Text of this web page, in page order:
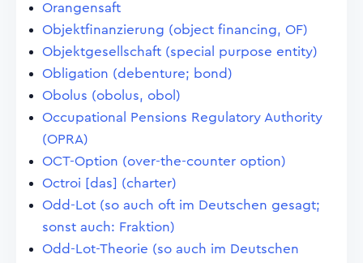
Orangensaft
Objektfinanzierung (object financing, OF)
Objektgesellschaft (special purpose entity)
Obligation (debenture; bond)
Obolus (obolus, obol)
Occupational Pensions Regulatory Authority
(OPRA)
OCT-Option (over-the-counter option)
Octroi [das] (charter)
Odd-Lot (so auch oft im Deutschen gesagt;
sonst auch: Fraktion)
Odd-Lot-Theorie (so auch im Deutschen